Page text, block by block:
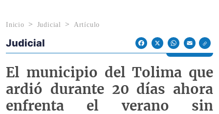
Inicio Judicial Artículo
Econoticias y Eventos
Judicial
FacebookX WhatsAppEmail
El municipio del Tolima que
ardió durante 20 días ahora
enfrenta el verano sin